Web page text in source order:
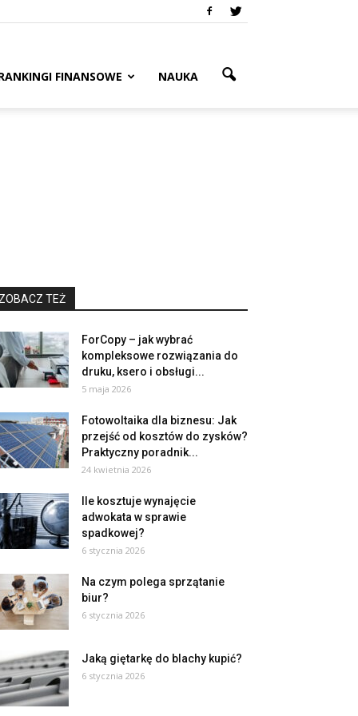
FINANSOWE NAUKA
ZOBACZ TEŻ
ForCopy – jak wybrać
kompleksowe rozwiązania do
druku, ksero i obsługi...
5 maja 2026
Fotowoltaika dla biznesu: Jak
przejść od kosztów do zysków?
Praktyczny poradnik...
24 kwietnia 2026
Ile kosztuje wynajęcie
adwokata w sprawie
spadkowej?
6 stycznia 2026
Na czym polega sprzątanie
biur?
6 stycznia 2026
Jaką giętarkę do blachy kupić?
6 stycznia 2026